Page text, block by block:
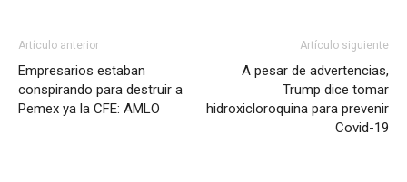
Artículo anterior
Empresarios estaban
conspirando para destruir a
Pemex ya la CFE: AMLO
Artículo siguiente
A pesar de advertencias,
Trump dice tomar
hidroxicloroquina para prevenir
Covid-19